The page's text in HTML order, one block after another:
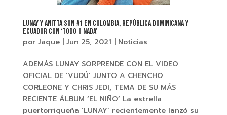
LUNAY Y ANITTA SON #1 EN COLOMBIA, REPÚBLICA DOMINICANA Y
ECUADOR CON ‘TODO O NADA’
por Jaque| Jun 25, 2021 Noticias
ADEMÁS LUNAY SORPRENDE CON EL VIDEO
OFICIAL DE ‘VUDÚ’ JUNTO A CHENCHO
CORLEONE Y CHRIS JEDI, TEMA DE SU MÁS
RECIENTE ÁLBUM ‘EL NIÑO’ La estrella
puertorriqueña ‘LUNAY’ recientemente lanzó su